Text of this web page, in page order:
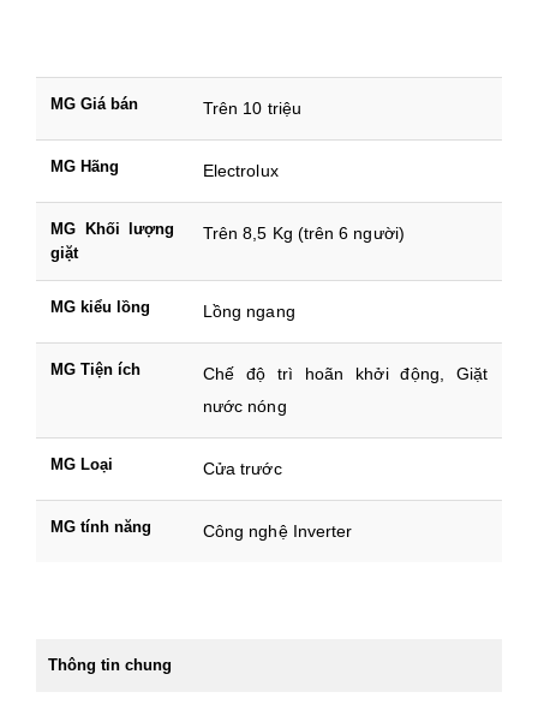
MG Giá bán Trên 10 triệu
MG Hãng Electrolux
MG Khối lượng
giặt
Trên 8,5 Kg (trên 6 người)
MG kiểu lồng Lồng ngang
MG Tiện ích
Chế độ trì hoãn khởi động, Giặt
nước nóng
MG Loại Cửa trước
MG tính năng Công nghệ Inverter
Thông tin chung